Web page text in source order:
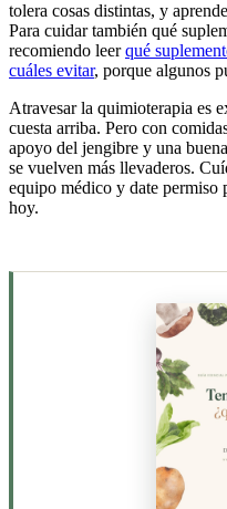
tolera cosas distintas, y
Para cuidar también qué
recomiendo leerqué
cuáles evitar, porque algunos
Atravesar la quimioterapia es
cuesta arriba. Pero con
apoyo del jengibre y una
se vuelven más llevaderos.
equipo médico y date permiso
hoy.